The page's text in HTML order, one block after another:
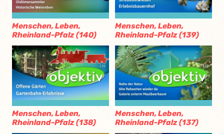
Menschen, Leben,
Rheinland-Pfalz (140)
Menschen, Leben,
Rheinland-Pfalz (139)
Menschen, Leben,
Rheinland-Pfalz (138)
Menschen, Leben,
Rheinland-Pfalz (137)